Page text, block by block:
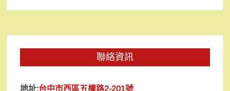
聯絡資訊
地址:台中市西區五權路2-201號